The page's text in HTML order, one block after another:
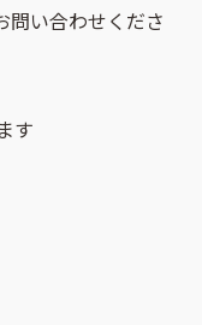
問い合わせくださ
す